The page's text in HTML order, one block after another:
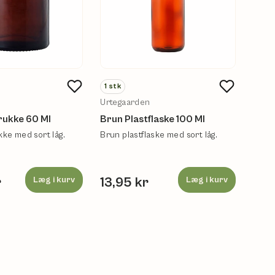
60 Ml
med sort låg.
Læg i kurv
1 stk
Urtegaarden
Brun Plastflaske 100 Ml
Brun plastflaske med sort låg.
13,95 kr Læg i kurv